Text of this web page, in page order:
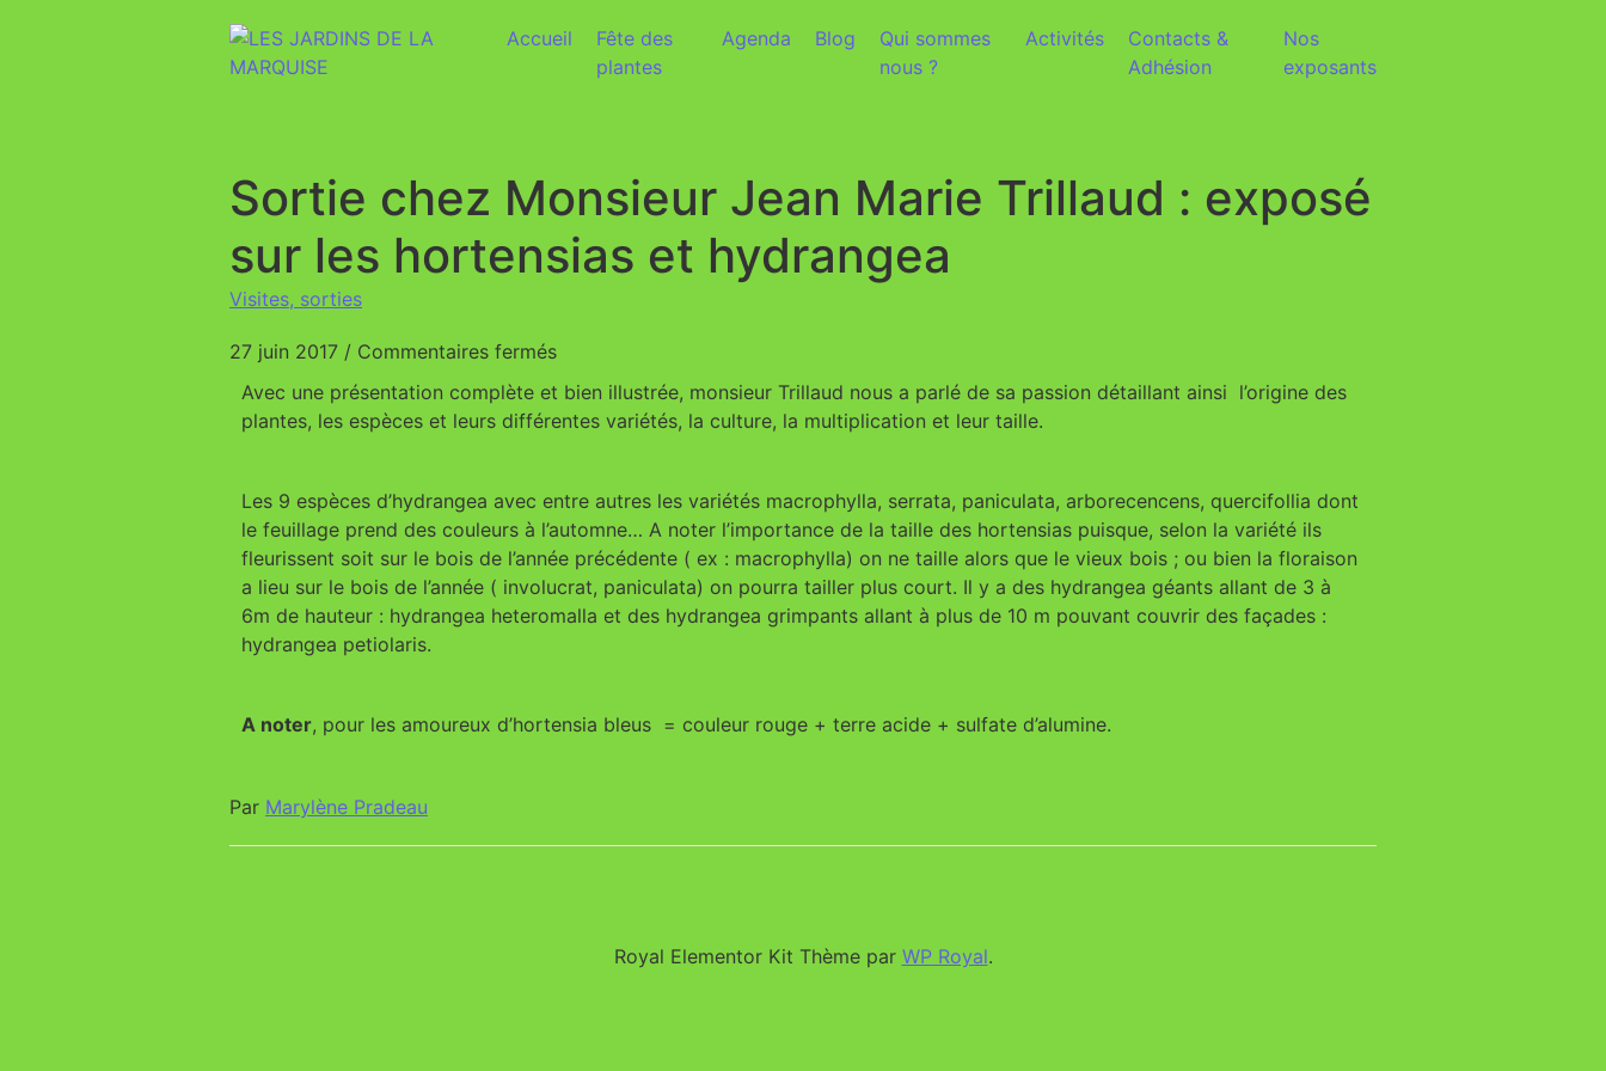
Accueil
Fête des
plantes
Agenda Blog
Qui sommes
nous ?
Activités
Contacts &
Adhésion
Nos
exposants
Sortie chez Monsieur Jean Marie Trillaud : exposé
sur les hortensias et hydrangea
Visites, sorties
27 juin 2017 / Commentaires fermés
Avec une présentation complète et bien illustrée, monsieur Trillaud nous a parlé de sa passion détaillant ainsi l’origine des
plantes, les espèces et leurs différentes variétés, la culture, la multiplication et leur taille.
Les 9 espèces d’hydrangea avec entre autres les variétés macrophylla, serrata, paniculata, arborecencens, quercifollia dont
le feuillage prend des couleurs à l’automne… A noter l’importance de la taille des hortensias puisque, selon la variété ils
fleurissent soit sur le bois de l’année précédente ( ex : macrophylla) on ne taille alors que le vieux bois ; ou bien la floraison
a lieu sur le bois de l’année ( involucrat, paniculata) on pourra tailler plus court. Il y a des hydrangea géants allant de 3 à
6m de hauteur : hydrangea heteromalla et des hydrangea grimpants allant à plus de 10 m pouvant couvrir des façades :
hydrangea petiolaris.
A noter, pour les amoureux d’hortensia bleus = couleur rouge + terre acide + sulfate d’alumine.
Par Marylène Pradeau
Royal Elementor Kit Thème par WP Royal.